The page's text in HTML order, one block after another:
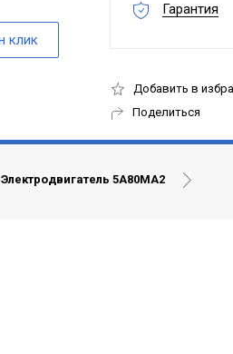
Гарантия
Добавить в
Поделиться
Электродвигатель 5А80МА2